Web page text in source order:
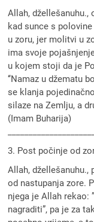
Allah, džellešanuhu.,
kad sunce s
u zoru, jer molitvi u
ima svoje
u kojem stoji da je
‘‘Namaz u džematu
se klanja
silaze na Zemlju, a
(Imam Buharija)
3. Post počinje od
Allah,
od nastupanja zore.
njega je Allah rekao:
nagraditi”, pa je za